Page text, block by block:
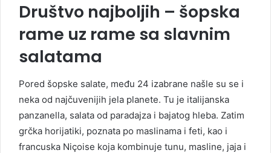
Društvo najboljih – šopska
rame uz rame sa slavnim
salatama
Pored šopske salate, među 24 izabrane našle su se i
neka od najčuvenijih jela planete. Tu je italijanska
panzanella, salata od paradajza i bajatog hleba. Zatim
grčka horijatiki, poznata po maslinama i feti, kao i
francuska Niçoise koja kombinuje tunu, masline, jaja i